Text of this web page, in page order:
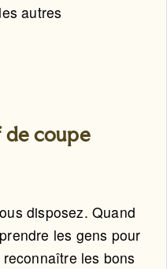
autres
de coupe
disposez. Quand
les gens pour
les bons